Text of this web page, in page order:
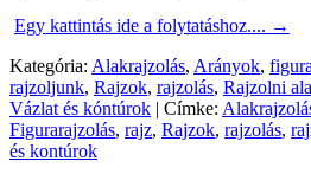
Egy kattintás ide a folytatáshoz.... →
Kategória: Alakrajzolás, Arányok,
rajzoljunk, Rajzok, rajzolás, Rajzolni
Vázlat és kóntúrok | Címke:
Figurarajzolás, rajz, Rajzok, rajzolás,
és kontúrok